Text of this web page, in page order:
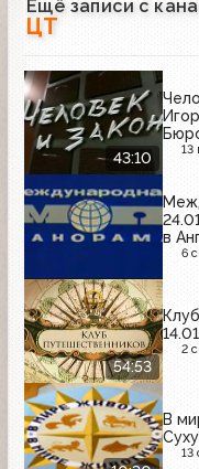
Ещё записи с
ЦТ
43:10
13
в
6
54:53
2
В
13